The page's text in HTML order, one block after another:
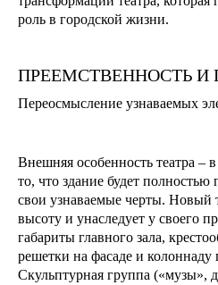
роль в городской жизни.
ПРЕЕМСТВЕННОСТЬ И
Переосмысление узнаваемых
Внешняя особенность театра –
то, что здание будет полностью
свои узнаваемые черты. Новый
высоту и унаследует у своего
габариты главного зала,
решетки на фасаде и колоннаду
Скульптурная группа («музы»,